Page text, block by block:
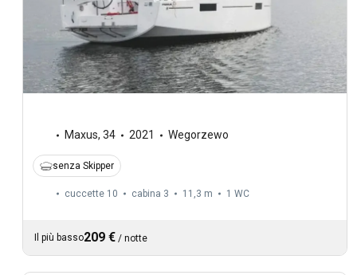
Maxus, 34 2021 Wegorzewo
senza Skipper
cuccette 10 cabina 3 11,3 m 1 WC
Il più basso209 € / notte